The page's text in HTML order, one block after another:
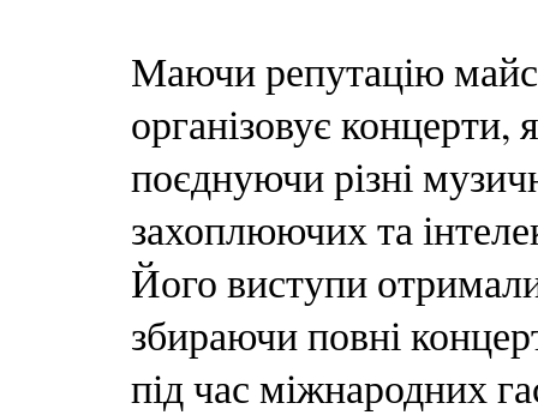
Маючи репутацію
організовує концерти,
поєднуючи різні
захоплюючих та
Його виступи
збираючи повні
під час міжнародних